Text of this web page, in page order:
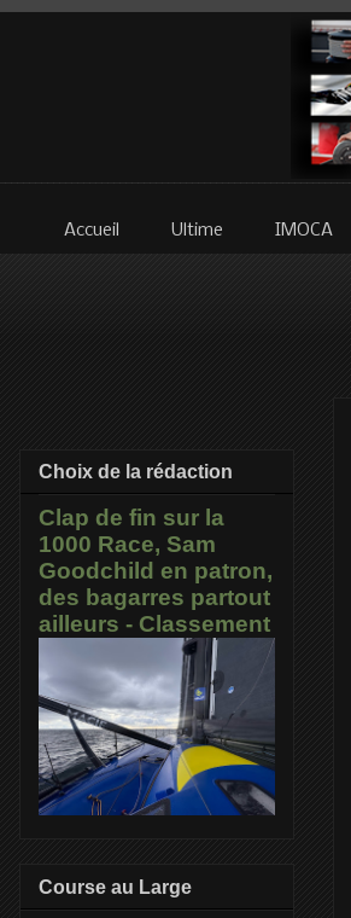
Accueil Ultime IMOCA
Choix de la rédaction
Clap de fin sur la
1000 Race, Sam
Goodchild en patron,
des bagarres partout
ailleurs - Classement
Course au Large